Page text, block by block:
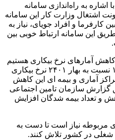
اشاره به راه‌اندازی سامانه
وزارت کار این سامانه
کارفرما و افراد جویای، نیاز به
این سامانه ارتباط خوبی بین
آمارهای نرخ بیکاری هستیم
طبق آخرین گزارش در بهار ۱۴۰۲ نسبت به بهار ۲۴۰۱ نرخ بیکاری
آماری و بیمه ای این کاهش
گزارش سازمان تامین اجتماعی
و تعداد بیمه شدگان افزایش
مربوطه نیاز است تا دست به
در کشور تلاش کنند.